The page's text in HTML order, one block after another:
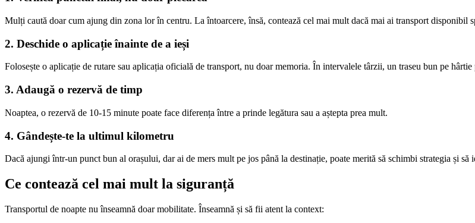
Mulți caută doar cum ajung din zona lor în centru. La întoarcere, însă, contează cel mai mult dacă mai ai transport disponibil
2. Deschide o aplicație înainte de a ieși
Folosește o aplicație de rutare sau aplicația oficială de transport, nu doar memoria. În intervalele târzii, un traseu bun pe
3. Adaugă o rezervă de timp
Noaptea, o rezervă de 10-15 minute poate face diferența între a prinde legătura sau a aștepta prea mult.
4. Gândește-te la ultimul kilometru
Dacă ajungi într-un punct bun al orașului, dar ai de mers mult pe jos până la destinație, poate merită să schimbi strategia și
Ce contează cel mai mult la siguranță
Transportul de noapte nu înseamnă doar mobilitate. Înseamnă și să fii atent la context: